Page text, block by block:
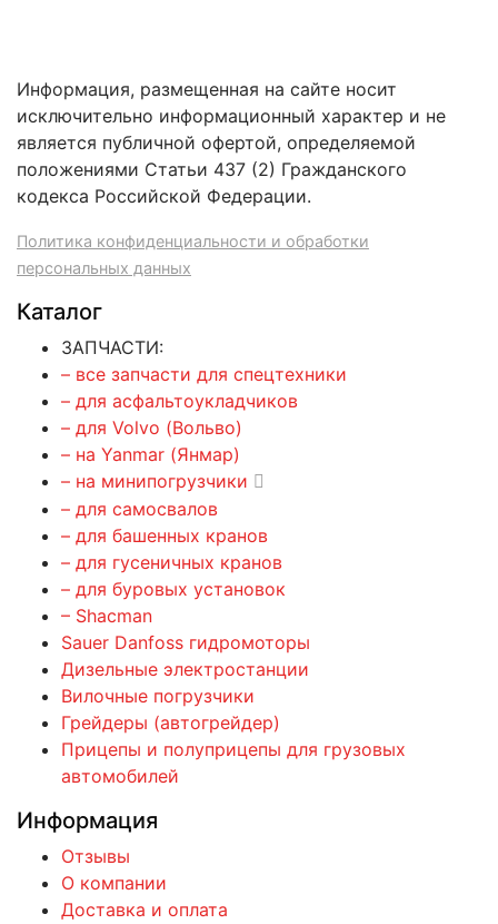
Информация, размещенная на сайте носит
исключительно информационный характер и не
является публичной офертой, определяемой
положениями Статьи 437 (2) Гражданского
кодекса Российской Федерации.
Политика конфиденциальности и обработки
персональных данных
Каталог
ЗАПЧАСТИ:
– все запчасти для спецтехники
– для асфальтоукладчиков
– для Volvo (Вольво)
– на Yanmar (Янмар)
– на минипогрузчики
– для самосвалов
– для башенных кранов
– для гусеничных кранов
– для буровых установок
– Shacman
Sauer Danfoss гидромоторы
Дизельные электростанции
Вилочные погрузчики
Грейдеры (автогрейдер)
Прицепы и полуприцепы для грузовых
автомобилей
Информация
Отзывы
О компании
Доставка и оплата